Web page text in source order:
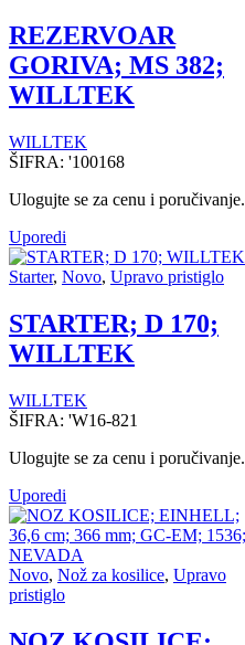
REZERVOAR
GORIVA; MS 382;
WILLTEK
WILLTEK
ŠIFRA: '100168
Ulogujte se za cenu i poručivanje.
Uporedi
Starter, Novo, Upravo pristiglo
STARTER; D 170;
WILLTEK
WILLTEK
ŠIFRA: 'W16-821
Ulogujte se za cenu i poručivanje.
Uporedi
Novo, Nož za kosilice, Upravo
pristiglo